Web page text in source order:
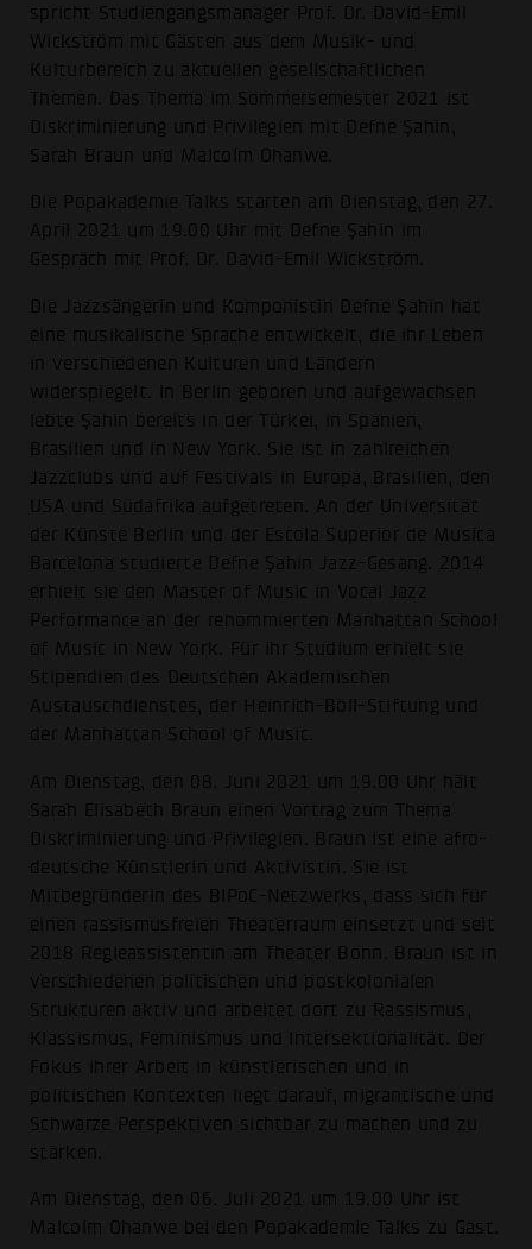
spricht Studiengangsmanager Prof. Dr. David-Emil
Wickström mit Gästen aus dem Musik- und
Kulturbereich zu aktuellen gesellschaftlichen
Themen. Das Thema im Sommersemester 2021 ist
Diskriminierung und Privilegien mit Defne Şahin,
Sarah Braun und Malcolm Ohanwe.
Die Popakademie Talks starten am Dienstag, den 27.
April 2021 um 19.00 Uhr mit Defne Şahin im
Gespräch mit Prof. Dr. David-Emil Wickström.
Die Jazzsängerin und Komponistin Defne Şahin hat
eine musikalische Sprache entwickelt, die ihr Leben
in verschiedenen Kulturen und Ländern
widerspiegelt. In Berlin geboren und aufgewachsen
lebte Şahin bereits in der Türkei, in Spanien,
Brasilien und in New York. Sie ist in zahlreichen
Jazzclubs und auf Festivals in Europa, Brasilien, den
USA und Südafrika aufgetreten. An der Universität
der Künste Berlin und der Escola Superior de Musica
Barcelona studierte Defne Şahin Jazz-Gesang. 2014
erhielt sie den Master of Music in Vocal Jazz
Performance an der renommierten Manhattan School
of Music in New York. Für ihr Studium erhielt sie
Stipendien des Deutschen Akademischen
Austauschdienstes, der Heinrich-Böll-Stiftung und
der Manhattan School of Music.
Am Dienstag, den 08. Juni 2021 um 19.00 Uhr hält
Sarah Elisabeth Braun einen Vortrag zum Thema
Diskriminierung und Privilegien. Braun ist eine afro-
deutsche Künstlerin und Aktivistin. Sie ist
Mitbegründerin des BIPoC-Netzwerks, dass sich für
einen rassismusfreien Theaterraum einsetzt und seit
2018 Regieassistentin am Theater Bonn. Braun ist in
verschiedenen politischen und postkolonialen
Strukturen aktiv und arbeitet dort zu Rassismus,
Klassismus, Feminismus und Intersektionalität. Der
Fokus ihrer Arbeit in künstlerischen und in
politischen Kontexten liegt darauf, migrantische und
Schwarze Perspektiven sichtbar zu machen und zu
stärken.
Am Dienstag, den 06. Juli 2021 um 19.00 Uhr ist
Malcolm Ohanwe bei den Popakademie Talks zu Gast.